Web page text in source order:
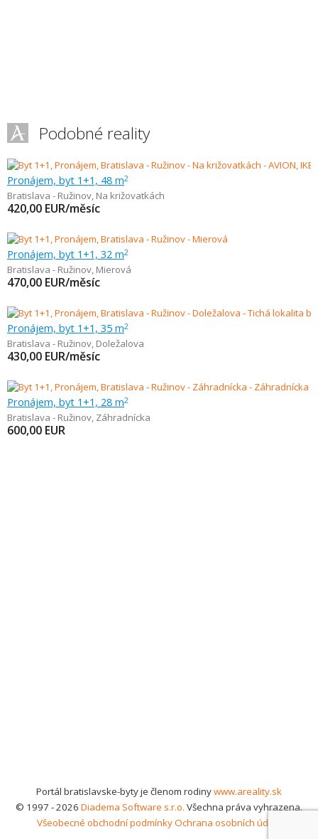
Podobné reality
Pronájem, byt 1+1, 48 m2
Bratislava - Ružinov, Na križovatkách
420,00 EUR/měsíc
Pronájem, byt 1+1, 32 m2
Bratislava - Ružinov, Mierová
470,00 EUR/měsíc
Pronájem, byt 1+1, 35 m2
Bratislava - Ružinov, Doležalova
430,00 EUR/měsíc
Pronájem, byt 1+1, 28 m2
Bratislava - Ružinov, Záhradnícka
600,00 EUR
Portál bratislavske-byty je členom rodinywww.areality.sk
© 1997 - 2026 Diadema Software s.r.o. Všechna práva vyhrazena.
Všeobecné obchodní podmínkyOchrana osobních údajů